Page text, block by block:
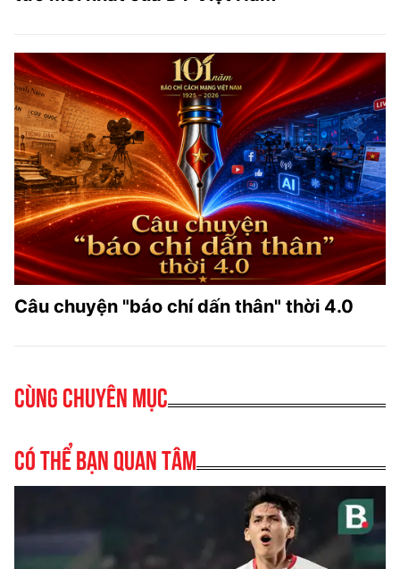
Câu chuyện "báo chí dấn thân" thời 4.0
Cùng chuyên mục
Có thể bạn quan tâm